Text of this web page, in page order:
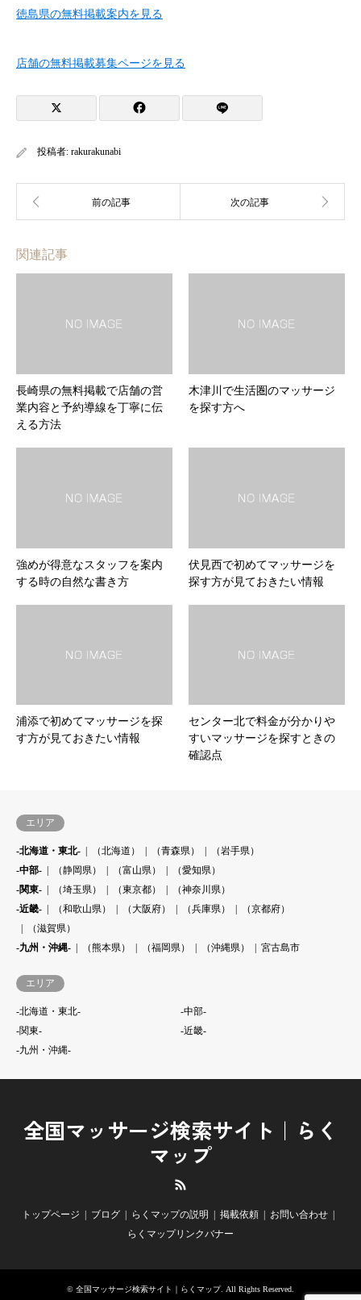
徳島県の無料掲載案内を見る
店舗の無料掲載募集ページを見る
投稿者: rakurakunabi
関連記事
長崎県の無料掲載で店舗の営
業内容と予約導線を丁寧に伝
える方法
木津川で生活圏のマッサージ
を探す方へ
強めが得意なスタッフを案内
する時の自然な書き方
伏見西で初めてマッサージを
探す方が見ておきたい情報
浦添で初めてマッサージを探
す方が見ておきたい情報
センター北で料金が分かりや
すいマッサージを探すときの
確認点
エリア
-北海道・東北- （北海道） （青森県）
（岩手県）
-中部-
（静岡県） （富山県）
（愛知県）
-関東-
（埼玉県） （東京都）
（神奈川県）
-近畿-
（和歌山県） （大阪府） （兵庫県）
（京都府）
（滋賀県）
-九州・沖縄-
（熊本県） （福岡県） （沖縄県） 宮古島市
エリア
-北海道・東北-
-中部-
-関東-
-近畿-
-九州・沖縄-
全国マッサージ検索サイト｜らく
マップ
トップページ ブログ らくマップの説明 掲載依頼
お問い合わせ
らくマップリンクバナー
© 全国マッサージ検索サイト｜らくマップ. All Rights Reserved.